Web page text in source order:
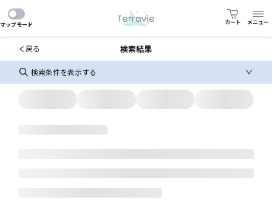
マップモード カート メニュー
戻る 検索結果
検索条件を表示する